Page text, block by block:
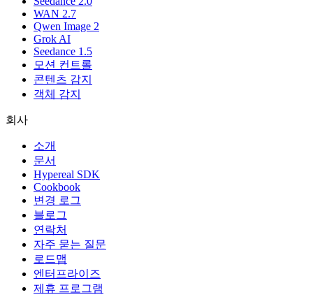
WAN 2.7
Qwen Image 2
Grok AI
Seedance 1.5
모션 컨트롤
콘텐츠 감지
객체 감지
회사
소개
문서
Hypereal SDK
Cookbook
변경 로그
블로그
연락처
자주 묻는 질문
로드맵
엔터프라이즈
제휴 프로그램